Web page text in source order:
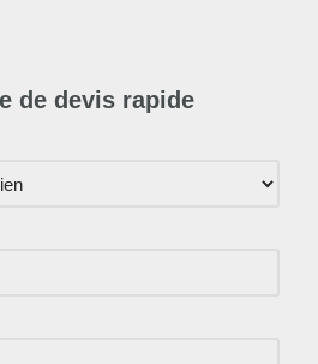
de devis rapide